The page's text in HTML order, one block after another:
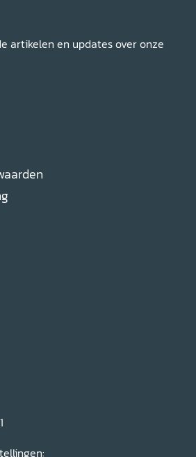
artikelen en updates over onze